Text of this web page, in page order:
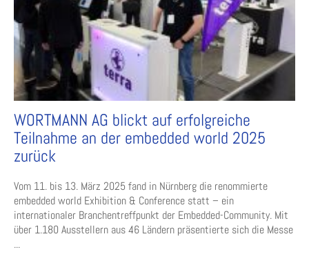
WORTMANN AG blickt auf erfolgreiche
Teilnahme an der embedded world 2025
zurück
Vom 11. bis 13. März 2025 fand in Nürnberg die renommierte
embedded world Exhibition & Conference statt – ein
internationaler Branchentreffpunkt der Embedded-Community. Mit
über 1.180 Ausstellern aus 46 Ländern präsentierte sich die Messe
...